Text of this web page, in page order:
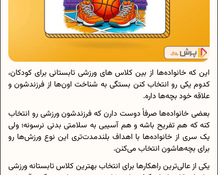
این که خانواده‌ها از بین کلاس های ورزشی تابستانی برای کودکان،
کدوم یکی رو انتخاب کنن بستگی به شناخت اون‌ها از فرزندشون و
علاقه خود بچه‌ها داره.
بعضی خانواده‌ها صرفاً دوست دارن که فرزندشون ورزشی رو انتخاب
کنه که هم تفریح باشه و هم آسیبی به سلامتی بدنی نرسونه؛ ولی
یک سری از خانواد‌‌ه‌ها با اهداف بلندمدت‌تری این نوع ورزش‌ها رو
برای بچه‌هاشون انتخاب می‌کنن.
یکی از عالی‌ترین راهکارها برای انتخاب بهترین کلاس تابستانه ورزشی